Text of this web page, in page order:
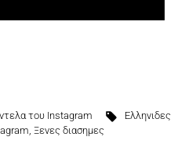
του Instagram
Ελληνιδες
, Ξενες διασημες